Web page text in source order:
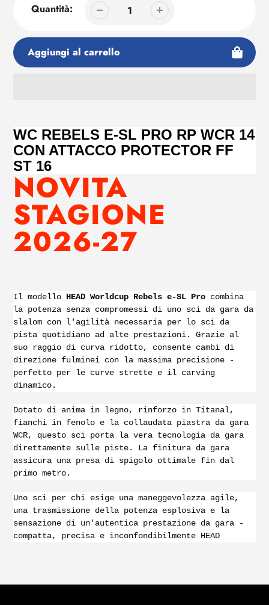
Quantità:
Aggiungi al carrello
prodotto
al
tuo
carrello
WC REBELS E-SL PRO RP WCR 14
CON ATTACCO PROTECTOR FF
ST 16
NOVITA
STAGIONE
2026-27
Il modello HEAD Worldcup Rebels e-SL Pro combina
la potenza senza compromessi di uno sci da gara da
slalom con l'agilità necessaria per lo sci da
pista quotidiano ad alte prestazioni. Grazie al
suo raggio di curva ridotto, consente cambi di
direzione fulminei con la massima precisione -
perfetto per le curve strette e il carving
dinamico.
Dotato di anima in legno, rinforzo in Titanal,
fianchi in fenolo e la collaudata piastra da gara
WCR, questo sci porta la vera tecnologia da gara
direttamente sulle piste. La finitura da gara
assicura una presa di spigolo ottimale fin dal
primo metro.
Uno sci per chi esige una maneggevolezza agile,
una trasmissione della potenza esplosiva e la
sensazione di un'autentica prestazione da gara -
compatta, precisa e inconfondibilmente HEAD